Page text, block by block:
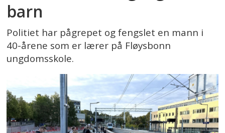
barn
Politiet har pågrepet og fengslet en mann i
40-årene som er lærer på Fløysbonn
ungdomsskole.